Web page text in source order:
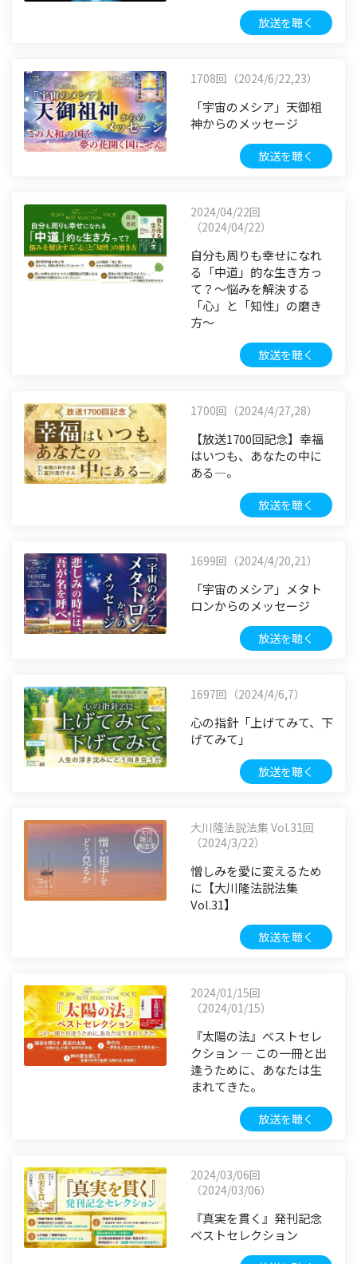
放送を聴く
1708回（2024/6/22,23）
「宇宙のメシア」天御祖
神からのメッセージ
放送を聴く
2024/04/22回
（2024/04/22）
自分も周りも幸せになれ
る「中道」的な生き方っ
て？～悩みを解決する
「心」と「知性」の磨き
方～
放送を聴く
1700回（2024/4/27,28）
【放送1700回記念】幸福
はいつも、あなたの中に
ある―。
放送を聴く
1699回（2024/4/20,21）
「宇宙のメシア」メタト
ロンからのメッセージ
放送を聴く
1697回（2024/4/6,7）
心の指針「上げてみて、下
げてみて」
放送を聴く
大川隆法説法集 Vol.31回
（2024/3/22）
憎しみを愛に変えるため
に【大川隆法説法集
Vol.31】
放送を聴く
2024/01/15回
（2024/01/15）
『太陽の法』ベストセレ
クション ― この一冊と出
逢うために、あなたは生
まれてきた。
放送を聴く
2024/03/06回
（2024/03/06）
『真実を貫く』発刊記念
ベストセレクション